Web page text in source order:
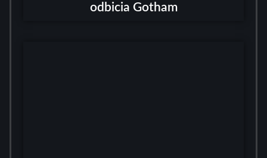
odbicia Gotham